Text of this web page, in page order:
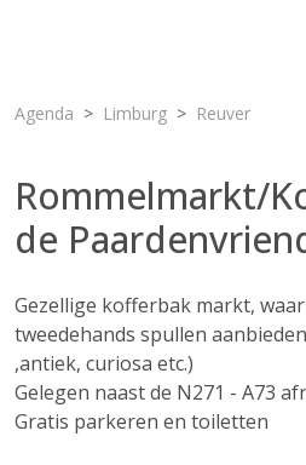
Agenda Limburg Reuver
Rommelmarkt/
de
Gezellige kofferbak markt,
tweedehands spullen
,antiek, curiosa etc.)
Gelegen naast de N271 - A73
Gratis parkeren en toiletten